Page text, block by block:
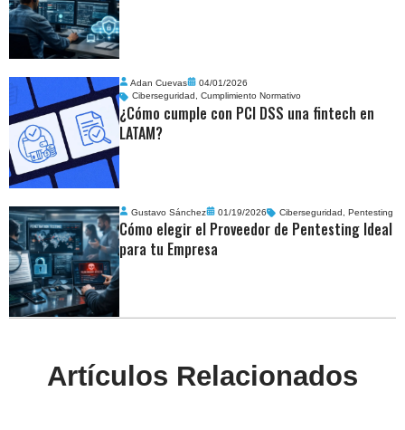
Adan Cuevas
04/01/2026
Ciberseguridad ,Cumplimiento Normativo
¿Cómo cumple con PCI DSS una fintech en
LATAM?
Gustavo Sánchez 01/19/2026 Ciberseguridad ,Pentesting
Cómo elegir el Proveedor de Pentesting Ideal
para tu Empresa
Artículos Relacionados